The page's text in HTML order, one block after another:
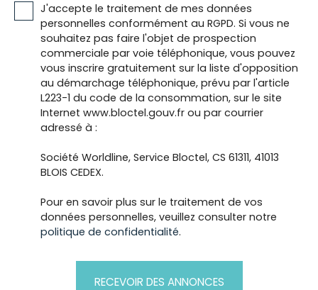
J'accepte le traitement de mes données
personnelles conformément au RGPD. Si vous ne
souhaitez pas faire l'objet de prospection
commerciale par voie téléphonique, vous pouvez
vous inscrire gratuitement sur la liste d'opposition
au démarchage téléphonique, prévu par l'article
L223-1 du code de la consommation, sur le site
Internet www.bloctel.gouv.fr ou par courrier
adressé à :
Société Worldline, Service Bloctel, CS 61311, 41013
BLOIS CEDEX.
Pour en savoir plus sur le traitement de vos
données personnelles, veuillez consulter notre
politique de confidentialité.
RECEVOIR DES ANNONCES